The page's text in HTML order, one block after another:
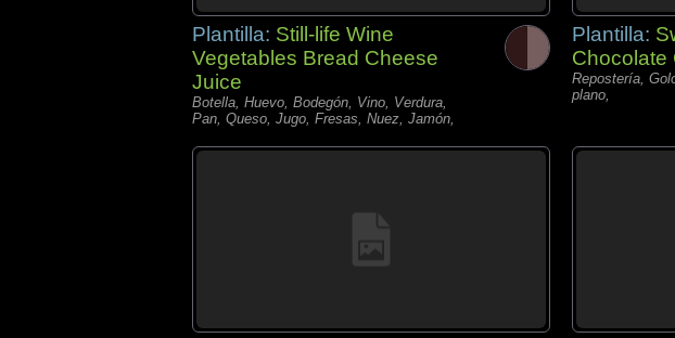
Plantilla: Still-life Wine
Vegetables Bread Cheese
Juice
Botella, Huevo, Bodegón, Vino, Verdura,
Pan, Queso, Jugo, Fresas, Nuez, Jamón,
Plantilla:
Chocolate
Repostería,
plano,